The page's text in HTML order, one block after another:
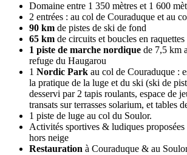
Domaine entre 1 350 mètres et 1 600
2 entrées : au col de Couraduque et au
90 km de pistes de ski de fond
65 km de circuits et boucles en raquettes
1 piste de marche nordique de 7,5 km
refuge du Haugarou
1 Nordic Park au col de Couraduque :
la pratique de la luge et du ski (ski de
desservi par 2 tapis roulants, espace de
transats sur terrasses solarium, et tables
1 piste de luge au col du Soulor.
Activités sportives & ludiques proposées
hors neige
Restauration à Couraduque & au